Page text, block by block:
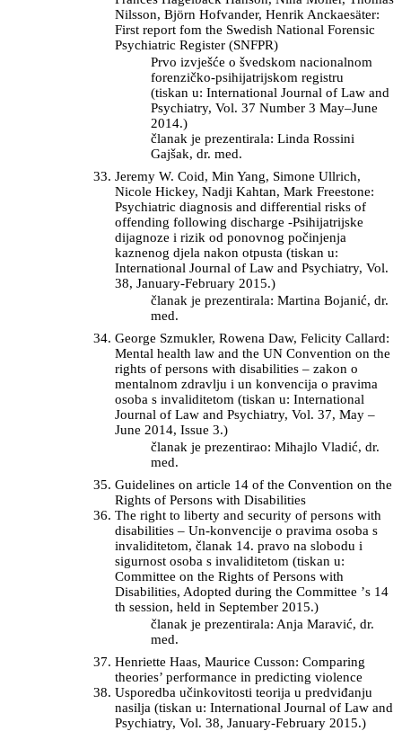
Nilsson, Björn Hofvander, Henrik Anckaesäter:
First report fom the Swedish National Forensic
Psychiatric Register (SNFPR)
Prvo izvješće o švedskom nacionalnom
forenzičko-psihijatrijskom registru
(tiskan u: International Journal of Law and
Psychiatry, Vol. 37 Number 3 May–June
2014.)
članak je prezentirala: Linda Rossini
Gajšak, dr. med.
Jeremy W. Coid, Min Yang, Simone Ullrich,
Nicole Hickey, Nadji Kahtan, Mark Freestone:
Psychiatric diagnosis and differential risks of
offending following discharge -Psihijatrijske
dijagnoze i rizik od ponovnog počinjenja
kaznenog djela nakon otpusta (tiskan u:
International Journal of Law and Psychiatry, Vol.
38, January-February 2015.)
članak je prezentirala: Martina Bojanić, dr.
med.
George Szmukler, Rowena Daw, Felicity Callard:
Mental health law and the UN Convention on the
rights of persons with disabilities – zakon o
mentalnom zdravlju i un konvencija o pravima
osoba s invaliditetom (tiskan u: International
Journal of Law and Psychiatry, Vol. 37, May –
June 2014, Issue 3.)
članak je prezentirao: Mihajlo Vladić, dr.
med.
Guidelines on article 14 of the Convention on the
Rights of Persons with Disabilities
The right to liberty and security of persons with
disabilities – Un-konvencije o pravima osoba s
invaliditetom, članak 14. pravo na slobodu i
sigurnost osoba s invaliditetom (tiskan u:
Committee on the Rights of Persons with
Disabilities, Adopted during the Committee ʼs 14
th session, held in September 2015.)
članak je prezentirala: Anja Maravić, dr.
med.
Henriette Haas, Maurice Cusson: Comparing
theories’ performance in predicting violence
Usporedba učinkovitosti teorija u predviđanju
nasilja (tiskan u: International Journal of Law and
Psychiatry, Vol. 38, January-February 2015.)